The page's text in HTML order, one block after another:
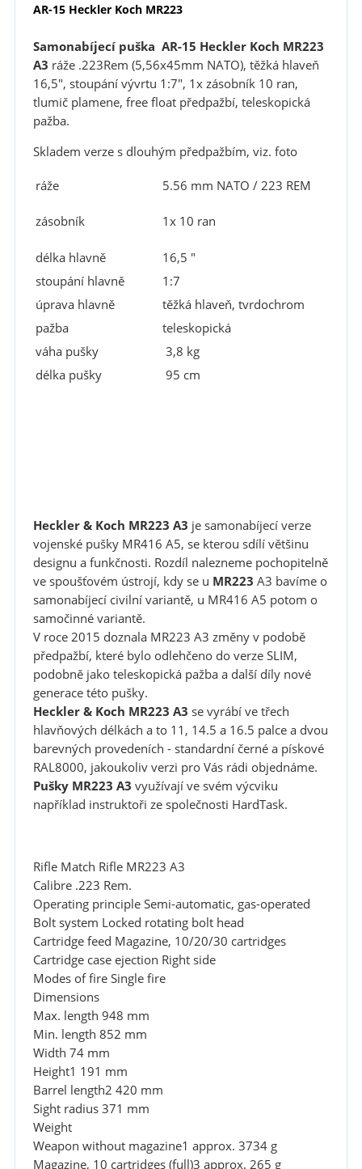
AR-15 Heckler Koch MR223
Samonabíjecí puška AR-15 Heckler Koch MR223
A3 ráže .223Rem (5,56x45mm NATO), těžká hlaveň
16,5", stoupání vývrtu 1:7", 1x zásobník 10 ran,
tlumič plamene, free float předpažbí, teleskopická
pažba.
Skladem verze s dlouhým předpažbím, viz. foto
ráže
5.56 mm NATO / 223 REM
zásobník 1x 10 ran
délka hlavně
16,5 "
stoupání hlavně
1:7
úprava hlavně
těžká hlaveň, tvrdochrom
pažba
teleskopická
váha pušky
3,8 kg
délka pušky
95 cm
Heckler & Koch MR223 A3 je samonabíjecí verze
vojenské pušky MR416 A5, se kterou sdílí většinu
designu a funkčnosti. Rozdíl nalezneme pochopitelně
ve spoušťovém ústrojí, kdy se u MR223 A3 bavíme o
samonabíjecí civilní variantě, u MR416 A5 potom o
samočinné variantě.
V roce 2015 doznala MR223 A3 změny v podobě
předpažbí, které bylo odlehčeno do verze SLIM,
podobně jako teleskopická pažba a další díly nové
generace této pušky.
Heckler & Koch MR223 A3 se vyrábí ve třech
hlavňových délkách a to 11, 14.5 a 16.5 palce a dvou
barevných provedeních - standardní černé a pískové
RAL8000, jakoukoliv verzi pro Vás rádi objednáme.
Pušky MR223 A3 využívají ve svém výcviku
například instruktoři ze společnosti HardTask.
Rifle Match Rifle MR223 A3
Calibre .223 Rem.
Operating principle Semi-automatic, gas-operated
Bolt system Locked rotating bolt head
Cartridge feed Magazine, 10/20/30 cartridges
Cartridge case ejection Right side
Modes of fire Single fire
Dimensions
Max. length 948 mm
Min. length 852 mm
Width 74 mm
Height1 191 mm
Barrel length2 420 mm
Sight radius 371 mm
Weight
Weapon without magazine1 approx. 3734 g
Magazine, 10 cartridges (full)3 approx. 265 g